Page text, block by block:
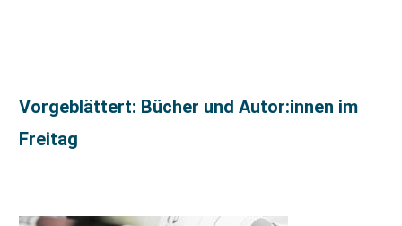
Vorgeblättert: Bücher und Autor:innen im
Freitag